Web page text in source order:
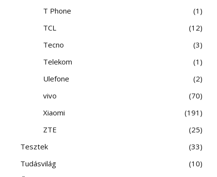
T Phone
1
TCL
12
Tecno
3
Telekom
1
Ulefone
2
vivo
70
Xiaomi
191
ZTE
25
Tesztek
33
Tudásvilág
10